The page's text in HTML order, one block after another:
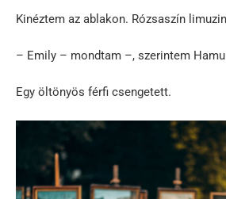
Kinéztem az ablakon. Rózsaszín
– Emily – mondtam –, szerintem
Egy öltönyös férfi csengetett.